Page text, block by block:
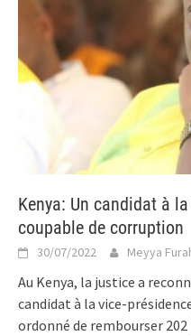
Kenya: Un candidat à
coupable de corruption
30/07/2022 Meyya
Au Kenya, la justice a
candidat à la vice-
ordonné de rembourser 202